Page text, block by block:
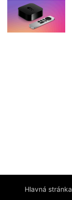
Hlavná stránka